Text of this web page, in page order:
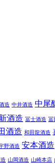
造 中井酒造 中尾
酒造 冨士酒造 冨
酒造 和田龍酒造
野酒造 安本酒造
山岡酒造 山崎本店